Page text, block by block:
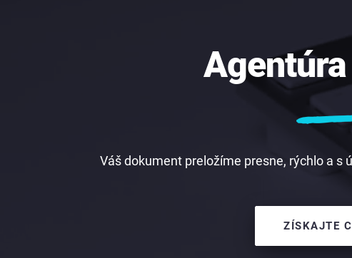
Agentúra
Váš dokument preložíme presne, rýchlo a s
ZÍSKAJTE